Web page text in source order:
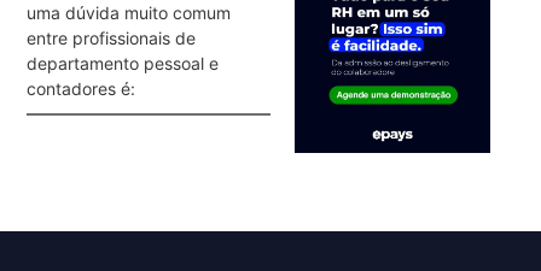
uma dúvida muito comum
entre profissionais de
departamento pessoal e
contadores é: